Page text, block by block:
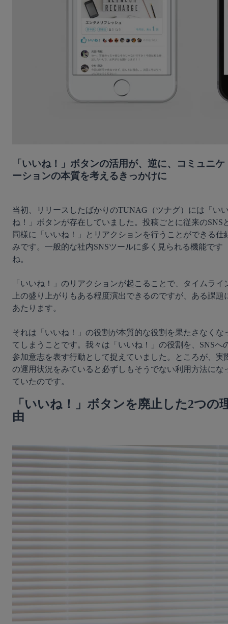
「いいね！」ボタンの活用が、逆に、コミュニケ
ーションの本質を考えるきっかけに
当初、リリースしたばかりのTUNAG（ツナグ）には「い
ね！」ボタンが存在していました。投稿ごとに従来のSNS
同様に「いいね！」とリアクションを行うことができる仕
みです。一般的な社内SNSツールに多く見られる機能です
ね。
「いいね！」のリアクションが起こることで、タイムライ
上の盛り上がりもある程度演出できるのですが、ある課題
あたります。
それは「いいね！」の役割が本質的な役割を果たさなくな
てしまうことです。我々は「いいね！」の役割を、SNSへ
参加意志を表す行動として捉えていました。ところが、実
の運用状況をみていると必ずしもそうでない利用方法にな
「いいね！」ボタンを廃止した2つの
由